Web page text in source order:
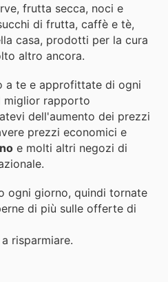
frutta secca, noci e
di frutta, caffè e tè,
casa, prodotti per la cura
altro ancora.
a te e approfittate di ogni
miglior rapporto
dell'aumento dei prezzi
prezzi economici e
e molti altri negozi di
ogni giorno, quindi tornate
di più sulle offerte di
risparmiare.